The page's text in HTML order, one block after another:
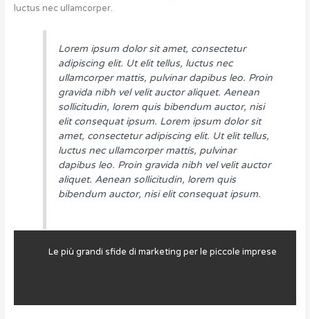
luctus nec ullamcorper.
Lorem ipsum dolor sit amet, consectetur
adipiscing elit. Ut elit tellus, luctus nec
ullamcorper mattis, pulvinar dapibus leo. Proin
gravida nibh vel velit auctor aliquet. Aenean
sollicitudin, lorem quis bibendum auctor, nisi
elit consequat ipsum. Lorem ipsum dolor sit
amet, consectetur adipiscing elit. Ut elit tellus,
luctus nec ullamcorper mattis, pulvinar
dapibus leo. Proin gravida nibh vel velit auctor
aliquet. Aenean sollicitudin, lorem quis
bibendum auctor, nisi elit consequat ipsum.
Le più grandi sfide di marketing per le piccole imprese